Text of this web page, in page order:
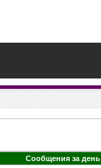
Сообщения за день